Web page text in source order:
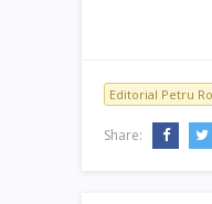
Editorial Petru
Share: